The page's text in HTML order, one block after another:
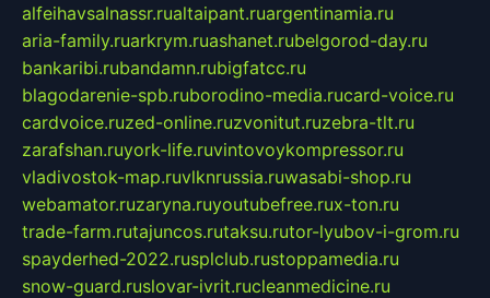
alfeihavsalnassr.rualtaipant.ruargentinamia.ru
aria-family.ruarkrym.ruashanet.rubelgorod-day.ru
bankaribi.rubandamn.rubigfatcc.ru
blagodarenie-spb.ruborodino-media.rucard-voice.ru
cardvoice.ruzed-online.ruzvonitut.ruzebra-tlt.ru
zarafshan.ruyork-life.ruvintovoykompressor.ru
vladivostok-map.ruvlknrussia.ruwasabi-shop.ru
webamator.ruzaryna.ruyoutubefree.rux-ton.ru
trade-farm.rutajuncos.rutaksu.rutor-lyubov-i-grom.ru
spayderhed-2022.rusplclub.rustoppamedia.ru
snow-guard.ruslovar-ivrit.rucleanmedicine.ru